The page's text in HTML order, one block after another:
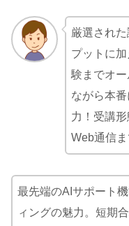
厳選され
プットに
験までオ
ながら本
力！受講
Web通信
最先端のAIサポート
ィングの魅力。短期